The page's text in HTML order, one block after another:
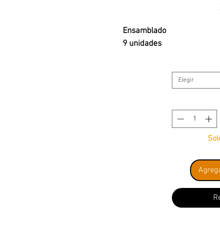
Ensamblado
9 unidades
Elegir